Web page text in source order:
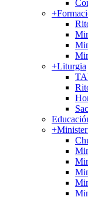
+
+Liturgia
+